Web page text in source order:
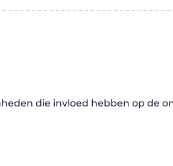
die invloed hebben op de